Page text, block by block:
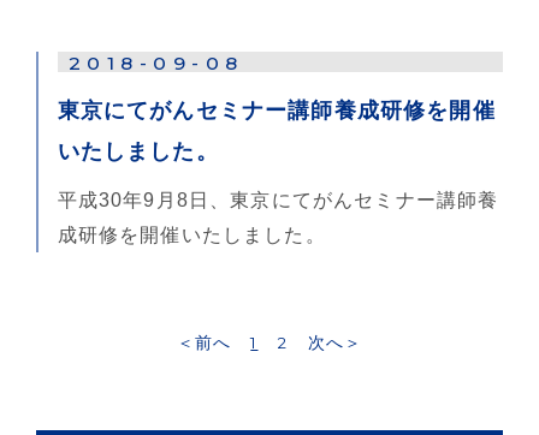
2018-09-08
東京にてがんセミナー講師養成研修を開催
いたしました。
平成30年9月8日、東京にてがんセミナー講師養
成研修を開催いたしました。
＜前へ 1 2 次へ＞